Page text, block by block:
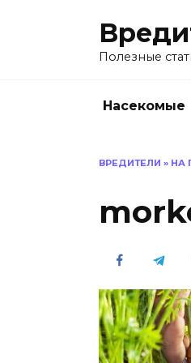
Полезные
Насекомые
ВРЕДИТЕЛИ » НА